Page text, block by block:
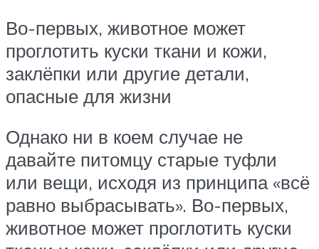
Во-первых, животное может
проглотить куски ткани и кожи,
заклёпки или другие детали,
опасные для жизни
Однако ни в коем случае не
давайте питомцу старые туфли
или вещи, исходя из принципа «всё
равно выбрасывать». Во-первых,
животное может проглотить куски